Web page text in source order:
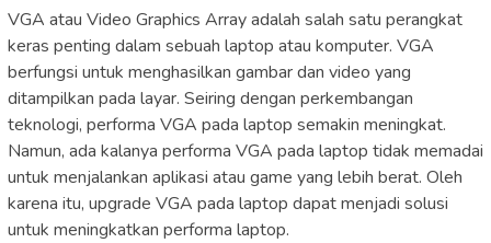
VGA atau Video Graphics Array adalah salah satu perangkat
keras penting dalam sebuah laptop atau komputer. VGA
berfungsi untuk menghasilkan gambar dan video yang
ditampilkan pada layar. Seiring dengan perkembangan
teknologi, performa VGA pada laptop semakin meningkat.
Namun, ada kalanya performa VGA pada laptop tidak memadai
untuk menjalankan aplikasi atau game yang lebih berat. Oleh
karena itu, upgrade VGA pada laptop dapat menjadi solusi
untuk meningkatkan performa laptop.